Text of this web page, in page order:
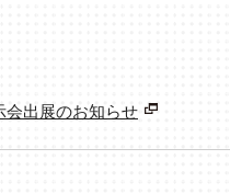
会出展のお知らせ